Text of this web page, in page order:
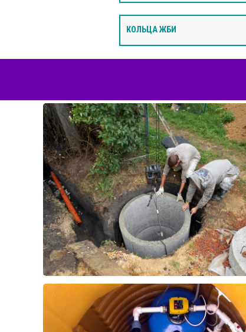
КОЛЬЦА ЖБИ